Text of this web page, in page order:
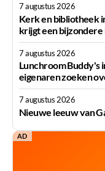
7 augustus 2026
Kerk en bibliotheek
krijgt een bijzondere
7 augustus 2026
Lunchroom Buddy's
eigenaren zoeken
7 augustus 2026
Nieuwe leeuw van
AD